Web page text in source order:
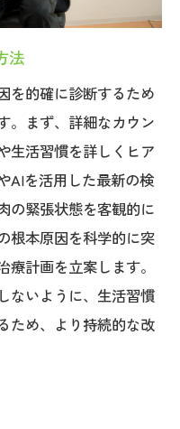
法
を的確に診断するため
。まず、詳細なカウン
生活習慣を詳しくヒア
AIを活用した最新の検
の緊張状態を客観的に
根本原因を科学的に突
計画を立案します。
ないように、生活習慣
ため、より持続的な改